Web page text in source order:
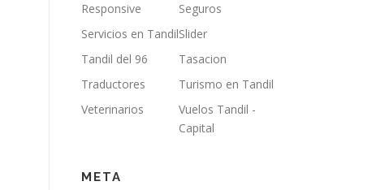
Responsive
Seguros
Servicios en TandilSlider
Tandil del 96
Tasacion
Traductores
Turismo en Tandil
Veterinarios
Vuelos Tandil -
Capital
META